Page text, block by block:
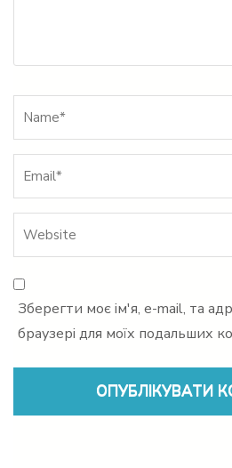
Зберегти моє ім'я, e-mail, та
браузері для моїх подальших